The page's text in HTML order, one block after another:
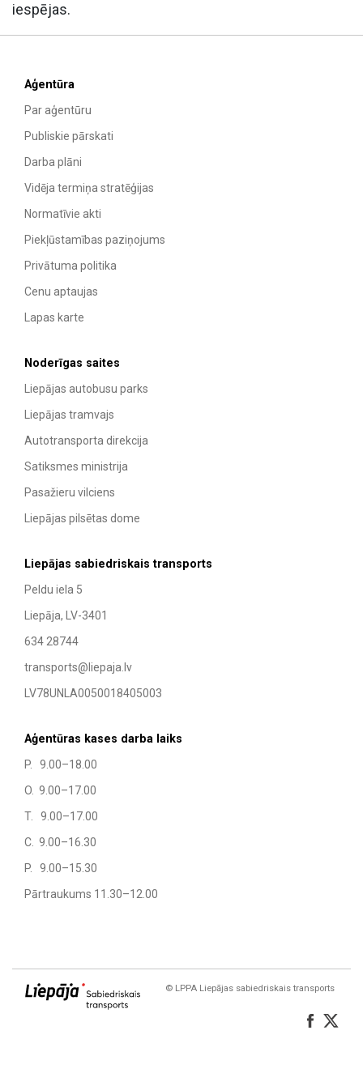
iespējas.
Aģentūra
Par aģentūru
Publiskie pārskati
Darba plāni
Vidēja termiņa stratēģijas
Normatīvie akti
Piekļūstamības paziņojums
Privātuma politika
Cenu aptaujas
Lapas karte
Noderīgas saites
Liepājas autobusu parks
Liepājas tramvajs
Autotransporta direkcija
Satiksmes ministrija
Pasažieru vilciens
Liepājas pilsētas dome
Liepājas sabiedriskais transports
Peldu iela 5
Liepāja, LV-3401
634 28744
transports@liepaja.lv
LV78UNLA0050018405003
Aģentūras kases darba laiks
P. 9.00–18.00
O. 9.00–17.00
T. 9.00–17.00
C. 9.00–16.30
P. 9.00–15.30
Pārtraukums 11.30–12.00
© LPPA Liepājas sabiedriskais transports